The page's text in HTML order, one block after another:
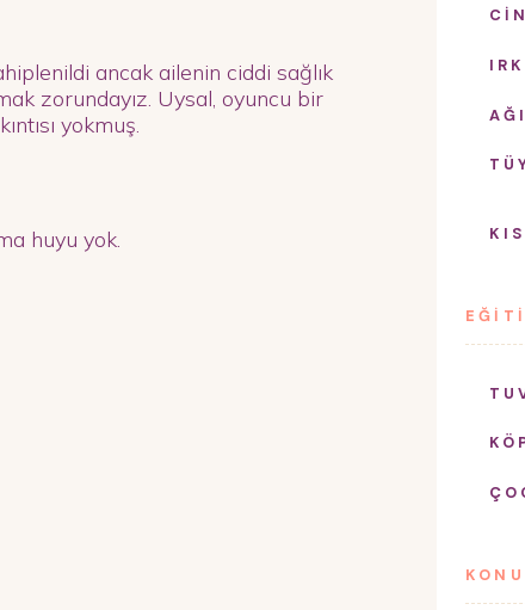
ancak ailenin ciddi sağlık
zorundayız. Uysal, oyuncu bir
yokmuş.
huyu yok.